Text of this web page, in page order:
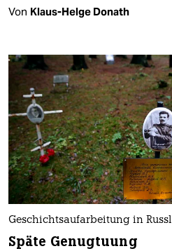
Von Klaus-Helge Donath
Geschichtsaufarbeitung in
Späte Genugtuung